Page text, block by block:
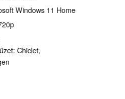
Windows 11 Home
Chiclet,